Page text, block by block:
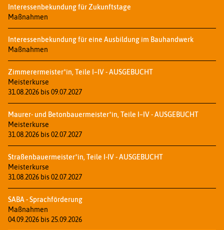
Interessenbekundung für Zukunftstage
Maßnahmen
Interessenbekundung für eine Ausbildung im Bauhandwerk
Maßnahmen
Zimmerermeister*in, Teile I–IV - AUSGEBUCHT
Meisterkurse
31.08.2026 bis 09.07.2027
Maurer- und Betonbauermeister*in, Teile I–IV - AUSGEBUCHT
Meisterkurse
31.08.2026 bis 02.07.2027
Straßenbauermeister*in, Teile I-IV - AUSGEBUCHT
Meisterkurse
31.08.2026 bis 02.07.2027
SABA - Sprachförderung
Maßnahmen
04.09.2026 bis 25.09.2026